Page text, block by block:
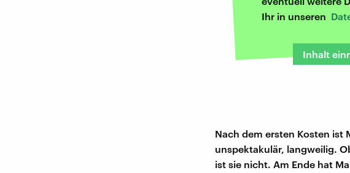
Ihr in unseren
Inhalt
Nach dem ersten Kosten ist
unspektakulär, langweilig.
ist sie nicht. Am Ende hat